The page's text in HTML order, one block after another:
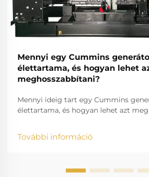
Mennyi egy Cummins
élettartama, és hogyan lehet
meghosszabbítani?
Mennyi ideig tart egy Cummins
élettartama, és hogyan lehet azt
vállalkozások, egészségügyi
További információ